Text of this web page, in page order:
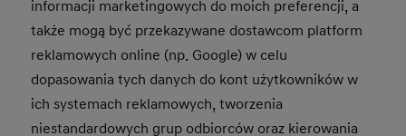
informacji marketingowych do moich preferencji, a
także mogą być przekazywane dostawcom platform
reklamowych online (np. Google) w celu
dopasowania tych danych do kont użytkowników w
ich systemach reklamowych, tworzenia
niestandardowych grup odbiorców oraz kierowania